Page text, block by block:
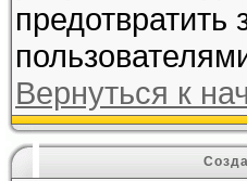
Вернуться к